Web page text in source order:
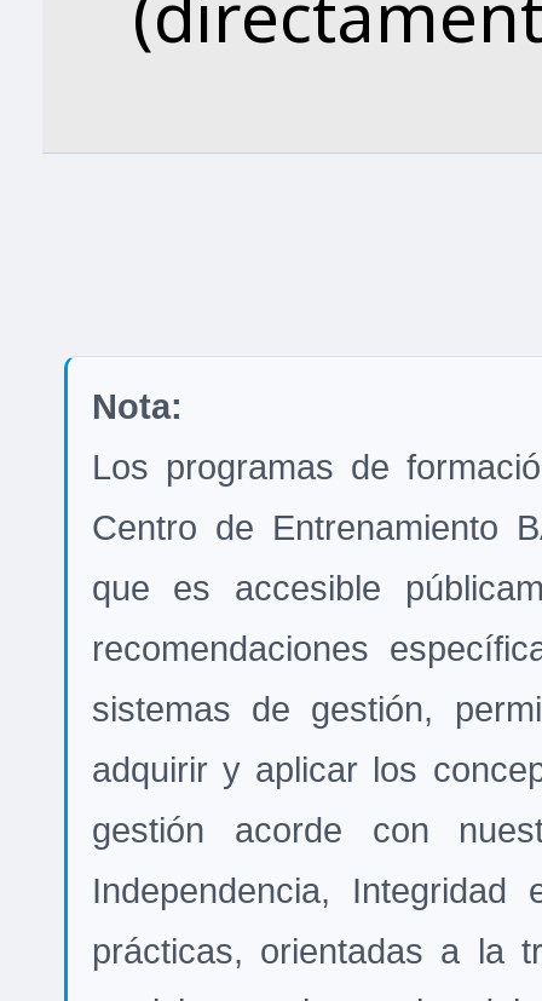
Nota:
Los programas de
Centro de Entrenamiento
que es accesible
recomendaciones
sistemas de gestión,
adquirir y aplicar los
gestión acorde con
Independencia, Integridad
prácticas, orientadas a la